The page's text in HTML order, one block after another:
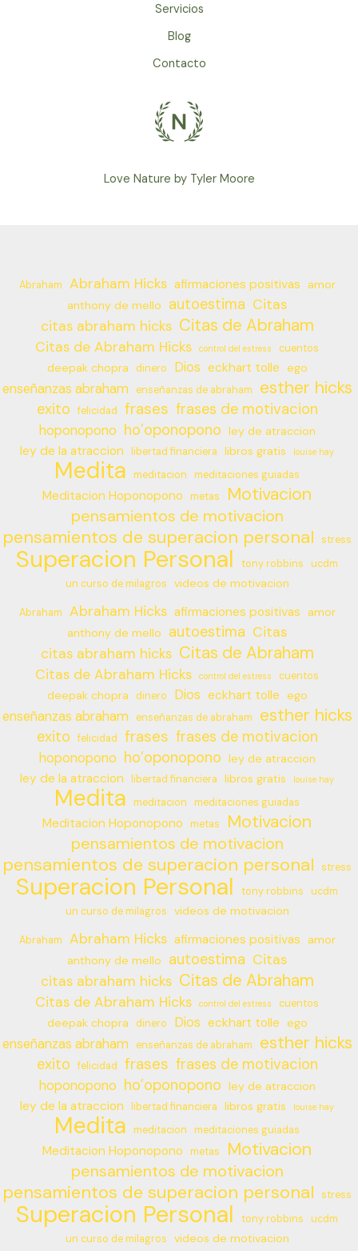
Servicios
Blog
Contacto
Love Nature by Tyler Moore
Abraham Abraham Hicks afirmaciones positivas
amor
anthony de mello
autoestima Citas
citas abraham hicks Citas de Abraham
Citas de Abraham Hicks control del estress cuentos
deepak chopra dinero Dios eckhart tolle ego
enseñanzas abraham enseñanzas de abraham esther hicks
exito felicidad frases frases de motivacion
hoponopono ho’oponopono ley de atraccion
ley de la atraccion libertad financiera libros gratis louise hay
Medita meditacion meditaciones guiadas
Meditacion Hoponopono metas Motivacion
pensamientos de motivacion
pensamientos de superacion personal stress
Superacion Personal tony robbins
ucdm
un curso de milagros
videos de motivacion
Abraham Abraham Hicks afirmaciones positivas
amor
anthony de mello
autoestima Citas
citas abraham hicks Citas de Abraham
Citas de Abraham Hicks control del estress cuentos
deepak chopra dinero Dios eckhart tolle ego
enseñanzas abraham enseñanzas de abraham esther hicks
exito felicidad frases frases de motivacion
hoponopono ho’oponopono ley de atraccion
ley de la atraccion libertad financiera libros gratis louise hay
Medita meditacion meditaciones guiadas
Meditacion Hoponopono metas Motivacion
pensamientos de motivacion
pensamientos de superacion personal stress
Superacion Personal tony robbins
ucdm
un curso de milagros
videos de motivacion
Abraham Abraham Hicks afirmaciones positivas
amor
anthony de mello
autoestima Citas
citas abraham hicks Citas de Abraham
Citas de Abraham Hicks control del estress cuentos
deepak chopra dinero Dios eckhart tolle ego
enseñanzas abraham enseñanzas de abraham esther hicks
exito felicidad frases frases de motivacion
hoponopono ho’oponopono ley de atraccion
ley de la atraccion libertad financiera libros gratis louise hay
Medita meditacion meditaciones guiadas
Meditacion Hoponopono metas Motivacion
pensamientos de motivacion
pensamientos de superacion personal stress
Superacion Personal tony robbins
ucdm
un curso de milagros
videos de motivacion